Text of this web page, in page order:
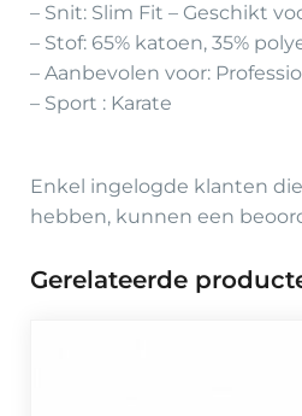
– Snit: Slim Fit – Geschikt
– Stof: 65% katoen, 35%
– Aanbevolen voor:
– Sport : Karate
Enkel ingelogde klanten
hebben, kunnen een
Gerelateerde